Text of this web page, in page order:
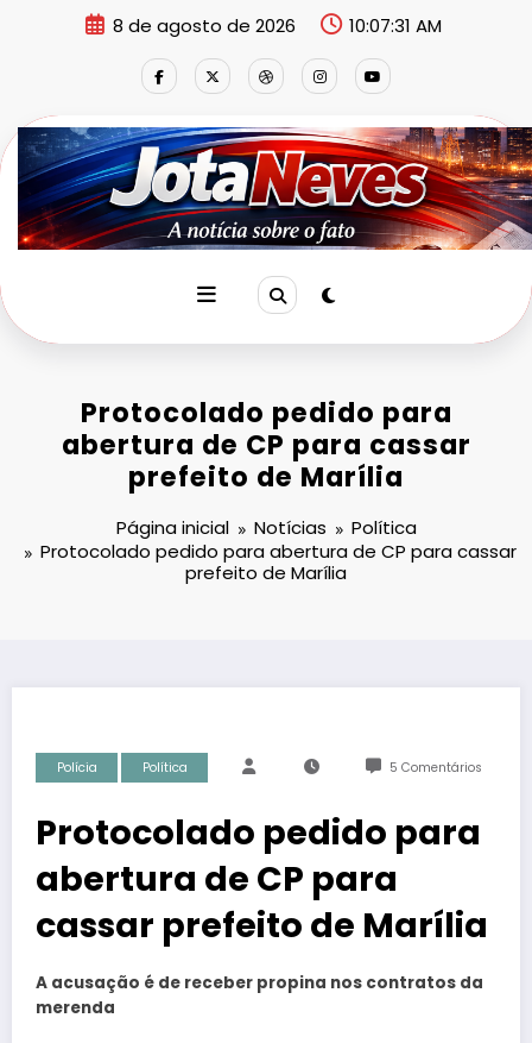
8 de agosto de 2026 10:07:32 AM
Protocolado pedido para
abertura de CP para cassar
prefeito de Marília
Página inicial Notícias
Política
Protocolado pedido para abertura de CP para cassar
prefeito de Marília
Polícia Política 5 Comentários
Protocolado pedido para
abertura de CP para
cassar prefeito de Marília
A acusação é de receber propina nos contratos da
merenda